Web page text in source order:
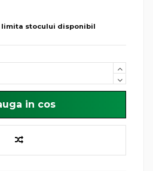
limita stocului disponibil
in cos